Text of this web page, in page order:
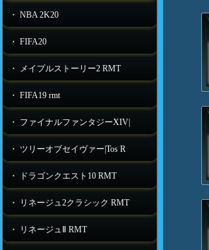
・ NBA 2K20
・ FIFA20
・ メイプルストーリー2 RMT
・ FIFA19 rmt
・ ファイナルファンタジーXIV|
・ ツリーオブセイヴァー|Tos R
・ ドラゴンクエスト10 RMT
・ リネージュ2クラシック RMT
・ リネージュⅡ RMT